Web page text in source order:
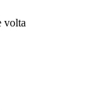
volta